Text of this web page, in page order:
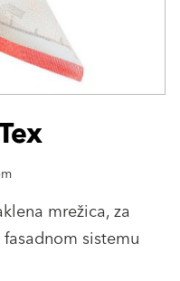
mrežica, za
sistemu